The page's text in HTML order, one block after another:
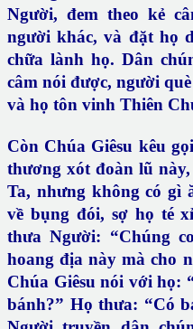
Người, đem theo kẻ
người khác, và đặt họ
chữa lành họ. Dân
câm nói được, người
và họ tôn vinh Thiên
Còn Chúa Giêsu kêu
thương xót đoàn lũ
Ta, nhưng không có gì
về bụng đói, sợ họ té
thưa Người: “Chúng
hoang địa này mà cho
Chúa Giêsu nói với họ:
bánh?” Họ thưa: “Có